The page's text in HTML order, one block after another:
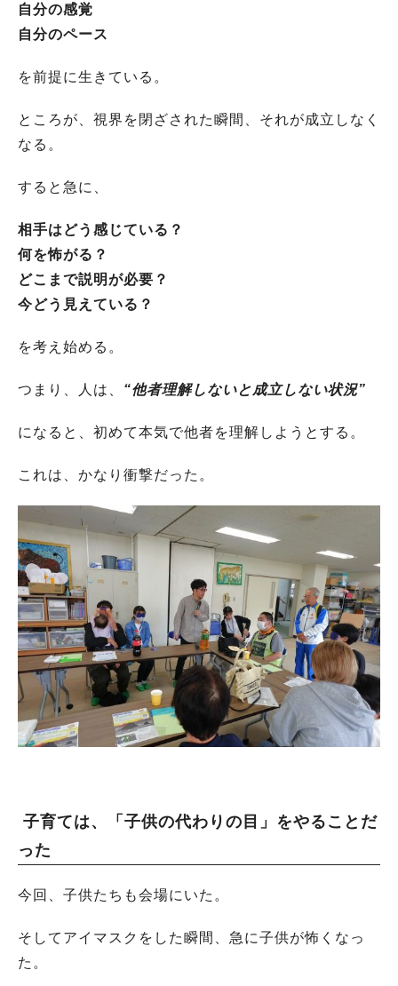
自分の感覚
自分のペース
を前提に生きている。
ところが、視界を閉ざされた瞬間、それが成立しなく
なる。
すると急に、
相手はどう感じている？
何を怖がる？
どこまで説明が必要？
今どう見えている？
を考え始める。
つまり、人は、 “他者理解しないと成立しない状況”
になると、初めて本気で他者を理解しようとする。
これは、かなり衝撃だった。
子育ては、「子供の代わりの目」をやることだ
った
今回、子供たちも会場にいた。
そしてアイマスクをした瞬間、急に子供が怖くなっ
た。